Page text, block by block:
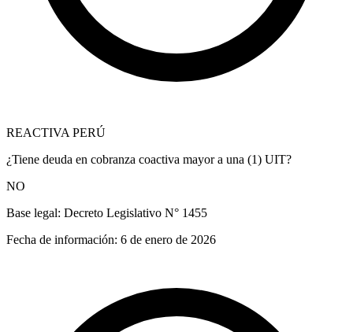
REACTIVA PERÚ
¿Tiene deuda en cobranza coactiva mayor a una (1) UIT?
NO
Base legal: Decreto Legislativo N° 1455
Fecha de información: 6 de enero de 2026